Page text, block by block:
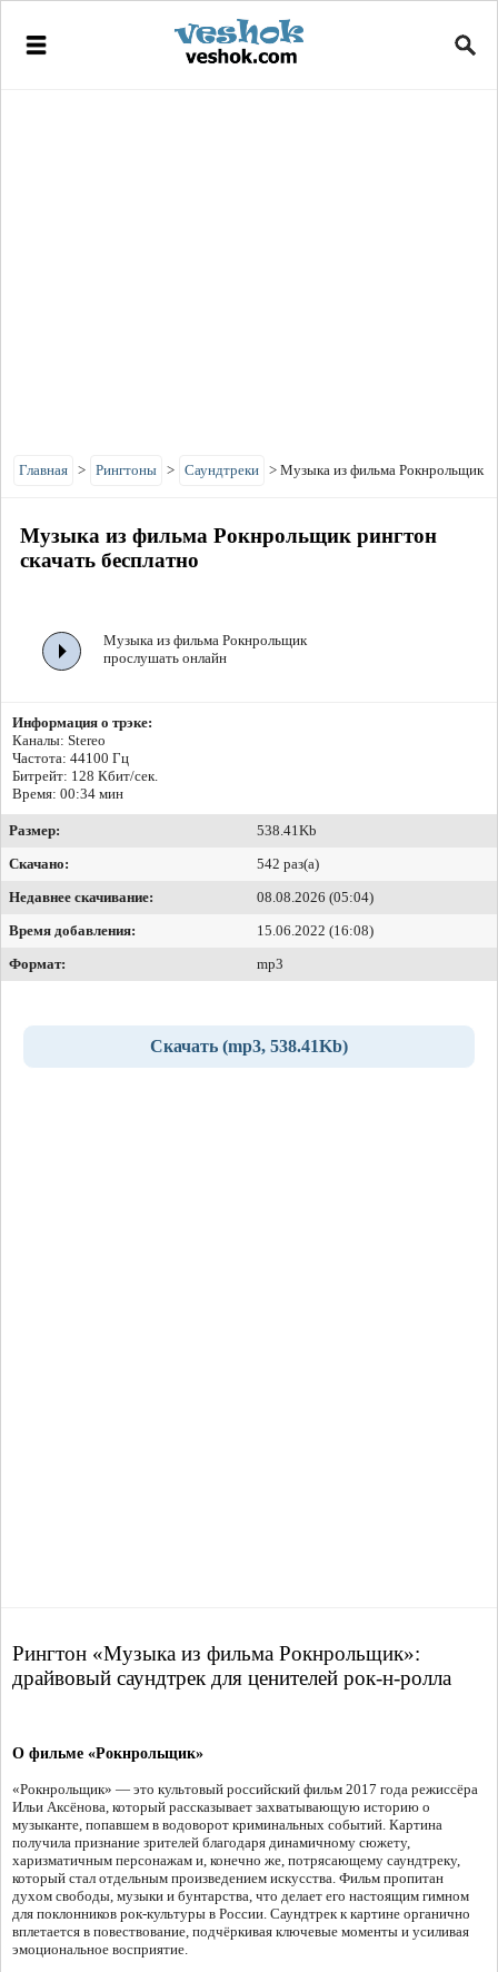
Главная > Рингтоны > Саундтреки > Музыка из фильма Рокнрольщик
Музыка из фильма Рокнрольщик рингтон
скачать бесплатно
Музыка из фильма Рокнрольщик
прослушать онлайн
Информация о трэке:
Каналы: Stereo
Частота: 44100 Гц
Битрейт: 128 Кбит/сек.
Время: 00:34 мин
Размер:
538.41Kb
Скачано:
542 раз(а)
Недавнее скачивание:
08.08.2026 (05:04)
Время добавления:
15.06.2022 (16:08)
Формат:
mp3
Скачать (mp3, 538.41Kb)
Рингтон «Музыка из фильма Рокнрольщик»:
драйвовый саундтрек для ценителей рок-н-ролла
О фильме «Рокнрольщик»
«Рокнрольщик» — это культовый российский фильм 2017 года режиссёра
Ильи Аксёнова, который рассказывает захватывающую историю о
музыканте, попавшем в водоворот криминальных событий. Картина
получила признание зрителей благодаря динамичному сюжету,
харизматичным персонажам и, конечно же, потрясающему саундтреку,
который стал отдельным произведением искусства. Фильм пропитан
духом свободы, музыки и бунтарства, что делает его настоящим гимном
для поклонников рок-культуры в России. Саундтрек к картине органично
вплетается в повествование, подчёркивая ключевые моменты и усиливая
эмоциональное восприятие.